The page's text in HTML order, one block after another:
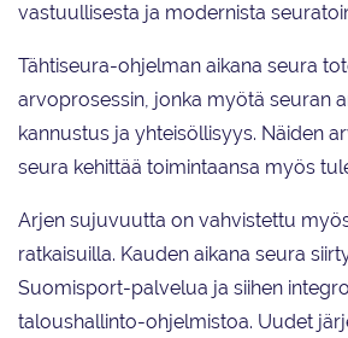
vastuullisesta ja modernista
Tähtiseura-ohjelman aikana seura
arvoprosessin, jonka myötä seuran
kannustus ja yhteisöllisyys. Näiden
seura kehittää toimintaansa myös
Arjen sujuvuutta on vahvistettu
ratkaisuilla. Kauden aikana seura
Suomisport-palvelua ja siihen
taloushallinto-ohjelmistoa. Uudet